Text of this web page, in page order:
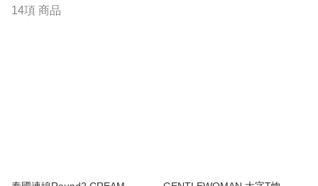
14項 商品